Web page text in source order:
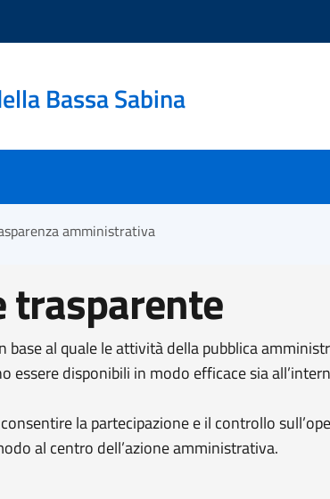
Bassa Sabina
amministrativa
al quale le attività della pubblica
disponibili in modo efficace sia
la partecipazione e il controllo
al centro dell’azione amministrativa.